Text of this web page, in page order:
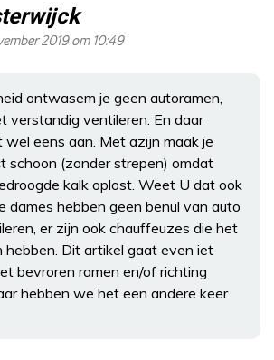
2019 om 10:49
ontwasem je geen autoramen,
verstandig ventileren. En daar
eens aan. Met azijn maak je
schoon (zonder strepen) omdat
kalk oplost. Weet U dat ook
dames hebben geen benul van auto
er zijn ook chauffeuzes die het
hebben. Dit artikel gaat even iet
bevroren ramen en/of richting
hebben we het een andere keer